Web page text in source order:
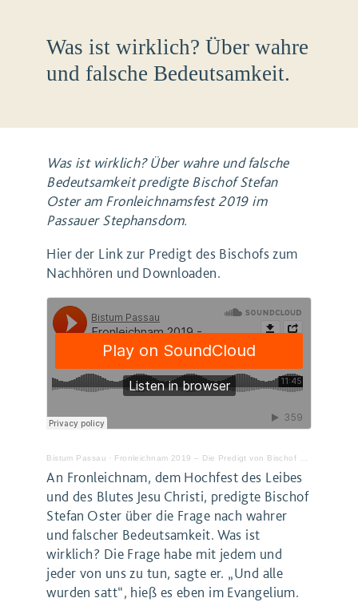
Was ist wirklich? Über wahre
und falsche Bedeutsamkeit.
Was ist wirklich? Über wahre und falsche
Bedeutsamkeit predigte Bischof Stefan
Oster am Fronleichnamsfest 2019 im
Passauer Stephansdom.
Hier der Link zur Predigt des Bischofs zum
Nachhören und Downloaden.
Bistum Passau · Fronleichnam 2019 – Die Predigt von Bischof Dr. Stefan Oster SDB
An Fronleichnam, dem Hochfest des Leibes
und des Blutes Jesu Christi, predigte Bischof
Stefan Oster über die Frage nach wahrer
und falscher Bedeutsamkeit. Was ist
wirklich? Die Frage habe mit jedem und
jeder von uns zu tun, sagte er. „Und alle
wurden satt“, hieß es eben im Evangelium.